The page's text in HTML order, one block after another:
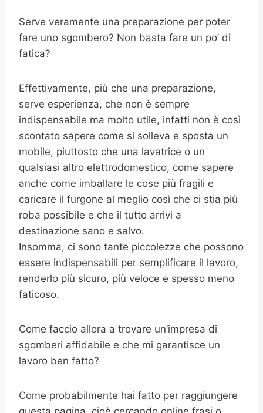
Serve veramente una preparazione per poter
fare uno sgombero? Non basta fare un po’ di
fatica?
Effettivamente, più che una preparazione,
serve esperienza, che non è sempre
indispensabile ma molto utile, infatti non è così
scontato sapere come si solleva e sposta un
mobile, piuttosto che una lavatrice o un
qualsiasi altro elettrodomestico, come sapere
anche come imballare le cose più fragili e
caricare il furgone al meglio così che ci stia più
roba possibile e che il tutto arrivi a
destinazione sano e salvo.
Insomma, ci sono tante piccolezze che possono
essere indispensabili per semplificare il lavoro,
renderlo più sicuro, più veloce e spesso meno
faticoso.
Come faccio allora a trovare un’impresa di
sgomberi affidabile e che mi garantisce un
lavoro ben fatto?
Come probabilmente hai fatto per raggiungere